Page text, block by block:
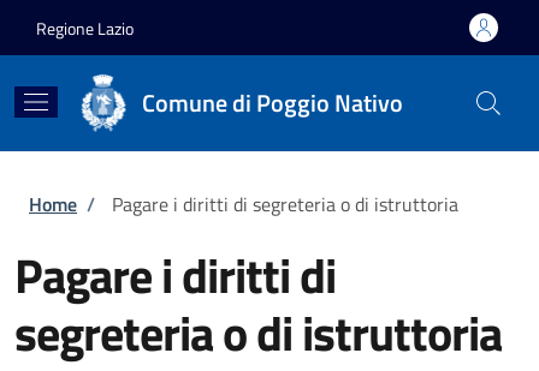
Regione Lazio
Comune di Poggio Nativo
Briciole di pane
Home / Pagare i diritti di segreteria o di istruttoria
Pagare i diritti di
segreteria o di istruttoria